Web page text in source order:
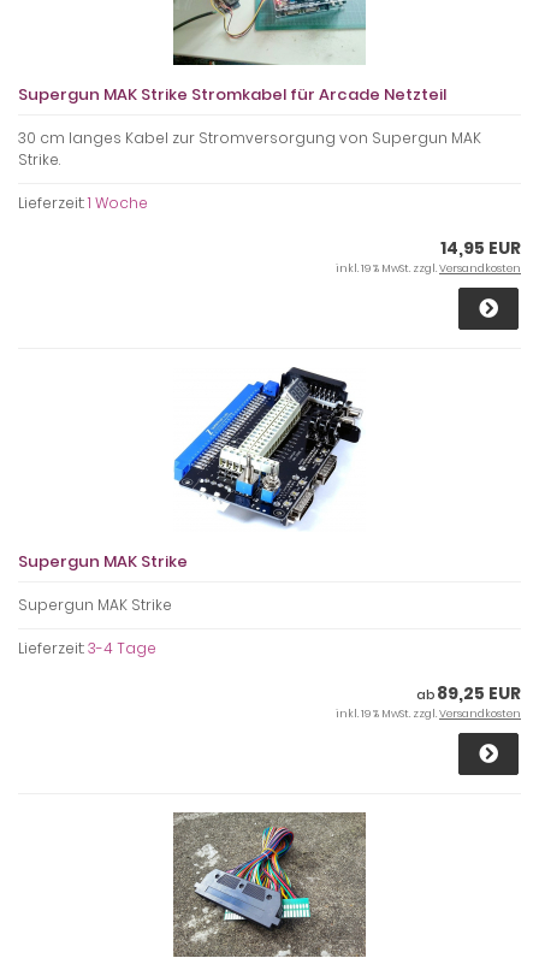
Supergun MAK Strike Stromkabel für Arcade Netzteil
30 cm langes Kabel zur Stromversorgung von Supergun MAK
Strike.
Lieferzeit:1 Woche
14,95 EUR
inkl. 19 % MwSt. zzgl.Versandkosten
Supergun MAK Strike
Supergun MAK Strike
Lieferzeit:3-4 Tage
ab 89,25 EUR
inkl. 19 % MwSt. zzgl.Versandkosten